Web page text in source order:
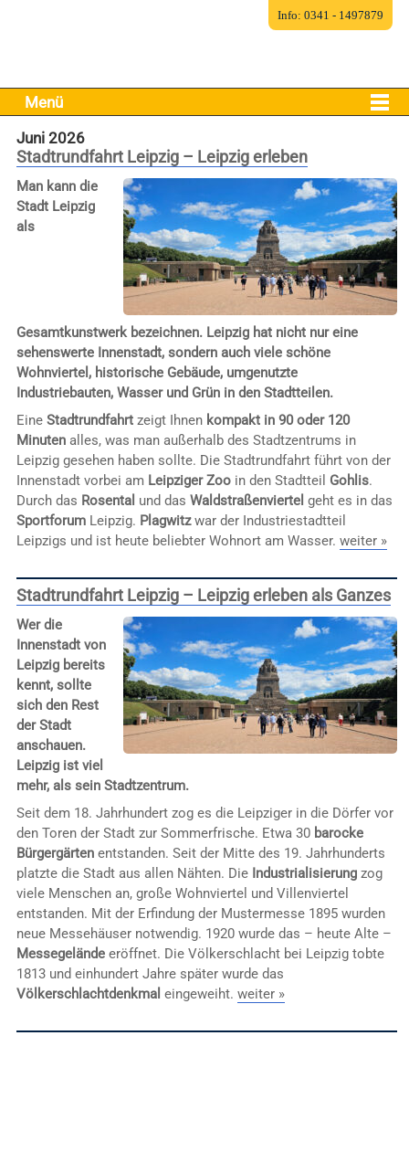
Menü
Juni 2026
Stadtrundfahrt Leipzig – Leipzig erleben
Man kann die
Stadt Leipzig
als
Gesamtkunstwerk bezeichnen. Leipzig hat nicht nur eine
sehenswerte Innenstadt, sondern auch viele schöne
Wohnviertel, historische Gebäude, umgenutzte
Industriebauten, Wasser und Grün in den Stadtteilen.
Eine Stadtrundfahrtzeigt Ihnen kompakt in 90 oder 120
Minutenalles, was man außerhalb des Stadtzentrums in
Leipzig gesehen haben sollte. Die Stadtrundfahrt führt von der
Innenstadt vorbei am Leipziger Zooin den Stadtteil Gohlis.
Durch das Rosental und das Waldstraßenviertel geht es in das
SportforumLeipzig. Plagwitzwar der Industriestadtteil
Leipzigs und ist heute beliebter Wohnort am Wasser. weiter »
Stadtrundfahrt Leipzig – Leipzig erleben als Ganzes
Wer die
Innenstadt von
Leipzig bereits
kennt, sollte
sich den Rest
der Stadt
anschauen.
Leipzig ist viel
mehr, als sein Stadtzentrum.
Seit dem 18. Jahrhundert zog es die Leipziger in die Dörfer vor
den Toren der Stadt zur Sommerfrische. Etwa 30 barocke
Bürgergärtenentstanden. Seit der Mitte des 19. Jahrhunderts
platzte die Stadt aus allen Nähten. Die Industrialisierungzog
viele Menschen an, große Wohnviertel und Villenviertel
entstanden. Mit der Erfindung der Mustermesse 1895 wurden
neue Messehäuser notwendig. 1920 wurde das – heute Alte –
Messegeländeeröffnet. Die Völkerschlacht bei Leipzig tobte
1813 und einhundert Jahre später wurde das
Völkerschlachtdenkmal eingeweiht. weiter »
Info: 0341 - 1497879